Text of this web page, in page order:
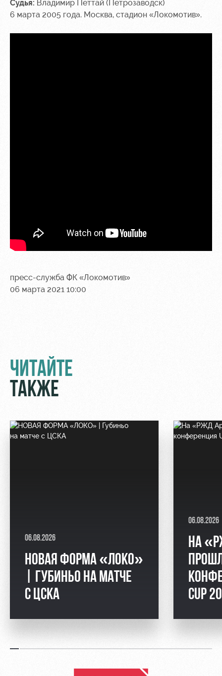
Судья: Владимир Петтай (Петрозаводск)
6 марта 2005 года. Москва, стадион «Локомотив».
пресс-служба ФК «Локомотив»
06 марта 2021 10:00
ЧИТАЙТЕ
ТАКЖЕ
06.08.2026
НОВАЯ ФОРМА «ЛОКО»
| ГУБИНЬО НА МАТЧЕ
С ЦСКА
06.08.2026
НА
CUP